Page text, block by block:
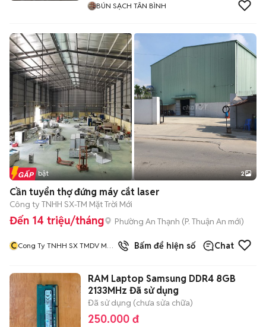
BÚN SẠCH TÂN BÌNH
Tin nổi bật 2
Cần tuyển thợ đứng máy cắt laser
Công ty TNHH SX-TM Mặt Trời Mới
Đến 14 triệu/tháng Phường An Thạnh (P. Thuận An mới)
CCong Ty TNHH SX TMDV Mat
1đã bán
Bấm để hiện số Chat
RAM Laptop Samsung DDR4 8GB
2133MHz Đã sử dụng
Đã sử dụng (chưa sửa chữa)
250.000 đ